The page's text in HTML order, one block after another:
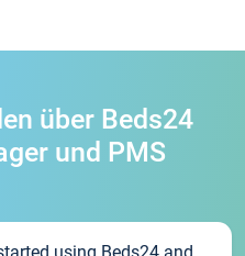
über Beds24
und PMS